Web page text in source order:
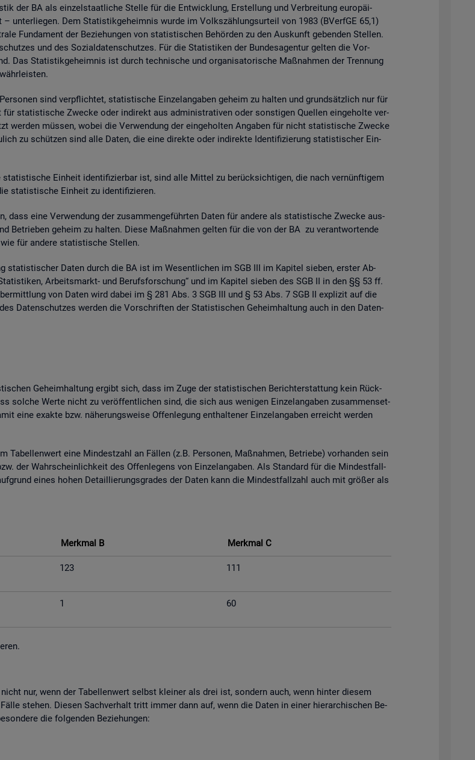
der BA als ein­zel­staat­li­che Stel­le für die Ent­wick­lung, Er­stel­lung und Ver­brei­tung eu­ro­päi­
un­ter­lie­gen. Dem Sta­tis­tik­ge­heim­nis wurde im Volks­zäh­lungs­ur­teil von 1983 (BVerf­GE 65,1)
Fun­da­ment der Be­zie­hun­gen von sta­tis­ti­schen Be­hör­den zu den Aus­kunft ge­ben­den Stel­len.
und des So­zi­al­da­ten­schut­zes. Für die Sta­tis­ti­ken der Bun­des­agen­tur gel­ten die Vor­
Das Sta­tis­tik­ge­heim­nis ist durch tech­ni­sche und or­ga­ni­sa­to­ri­sche Maß­nah­men der Tren­nung
sind ver­pflich­tet, sta­tis­ti­sche Ein­zel­an­ga­ben ge­heim zu hal­ten und grund­sätz­lich nur für
sta­tis­ti­sche Zwe­cke oder in­di­rekt aus ad­mi­nis­tra­ti­ven oder sons­ti­gen Quel­len ein­ge­hol­te ver­
wer­den müs­sen, wobei die Ver­wen­dung der ein­ge­hol­ten An­ga­ben für nicht sta­tis­ti­sche Zwe­cke
zu schüt­zen sind alle Daten, die eine di­rek­te oder in­di­rek­te Iden­ti­fi­zie­rung sta­tis­ti­scher Ein­
Ein­heit iden­ti­fi­zier­bar ist, sind alle Mit­tel zu be­rück­sich­ti­gen, die nach ver­nünf­ti­gem
sta­tis­ti­sche Ein­heit zu iden­ti­fi­zie­ren.
dass eine Ver­wen­dung der zu­sam­men­ge­führ­ten Daten für an­de­re als sta­tis­ti­sche Zwe­cke aus­
Be­trie­ben ge­heim zu hal­ten. Diese Maß­nah­men gel­ten für die von der BA zu ver­ant­wor­ten­de
für an­de­re sta­tis­ti­sche Stel­len.
Daten durch die BA ist im We­sent­li­chen im SGB III im Ka­pi­tel sie­ben, ers­ter Ab­
Ar­beits­markt- und Be­rufs­for­schung“ und im Ka­pi­tel sie­ben des SGB II in den §§ 53 ff.
von Daten wird dabei im § 281 Abs. 3 SGB III und § 53 Abs. 7 SGB II ex­pli­zit auf die
Da­ten­schut­zes wer­den die Vor­schrif­ten der Sta­tis­ti­schen Ge­heim­hal­tung auch in den Da­ten­
Ge­heim­hal­tung er­gibt sich, dass im Zuge der sta­tis­ti­schen Be­richt­erstat­tung kein Rück­
sol­che Werte nicht zu ver­öf­fent­li­chen sind, die sich aus we­ni­gen Ein­zel­an­ga­ben zu­sam­men­set­
eine ex­ak­te bzw. nä­he­rungs­wei­se Of­fen­le­gung ent­hal­te­ner Ein­zel­an­ga­ben er­reicht wer­den
Ta­bel­len­wert eine Min­dest­zahl an Fäl­len (z.B. Per­so­nen, Maß­nah­men, Be­trie­be) vor­han­den sein
der Wahr­schein­lich­keit des Of­fen­le­gens von Ein­zel­an­ga­ben. Als Stan­dard für die Min­dest­fall­
eines hohen De­tail­lie­rungs­gra­des der Daten kann die Min­dest­fall­zahl auch mit grö­ßer als
Merk­mal B Merk­mal C
123 111
1 60
nur, wenn der Ta­bel­len­wert selbst klei­ner als drei ist, son­dern auch, wenn hin­ter die­sem
ste­hen. Die­sen Sach­ver­halt tritt immer dann auf, wenn die Daten in einer hier­ar­chi­schen Be­
die fol­gen­den Be­zie­hun­gen: